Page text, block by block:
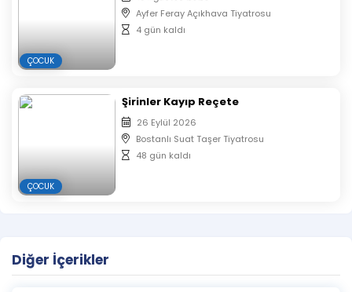
ÇOCUK
Ayfer Feray Açıkhava Tiyatrosu
4 gün kaldı
ÇOCUK
Şirinler Kayıp Reçete
26 Eylül 2026
Bostanlı Suat Taşer Tiyatrosu
48 gün kaldı
Diğer İçerikler